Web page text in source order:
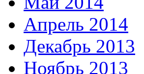
Апрель 2014
Декабрь 2013
Ноябрь 2013